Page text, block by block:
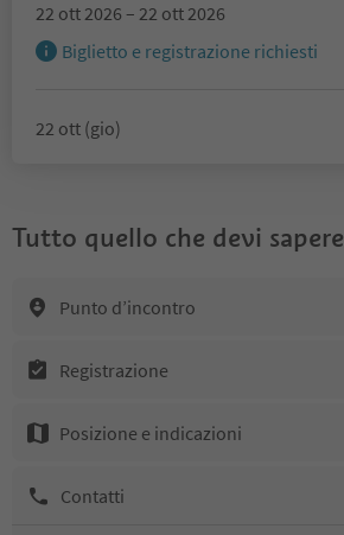
22 ott 2026 – 22 ott 2026
Biglietto e registrazione richiesti
22 ott (gio)
Tutto quello che devi sapere
Punto d’incontro
Registrazione
Posizione e indicazioni
Contatti